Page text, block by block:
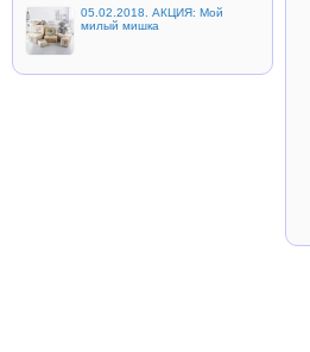
05.02.2018. АКЦИЯ: Мой
милый мишка